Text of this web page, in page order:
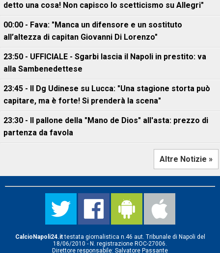
detto una cosa! Non capisco lo scetticismo su Allegri"
00:00 - Fava: "Manca un difensore e un sostituto
all’altezza di capitan Giovanni Di Lorenzo"
23:50 - UFFICIALE - Sgarbi lascia il Napoli in prestito: va
alla Sambenedettese
23:45 - Il Dg Udinese su Lucca: "Una stagione storta può
capitare, ma è forte! Si prenderà la scena"
23:30 - Il pallone della "Mano de Dios" all'asta: prezzo di
partenza da favola
Altre Notizie »
CalcioNapoli24.ittestata giornalistica n.46 aut. Tribunale di Napoli del
18/06/2010 - N. registrazione ROC-27006.
Direttore responsabile: Salvatore Passante